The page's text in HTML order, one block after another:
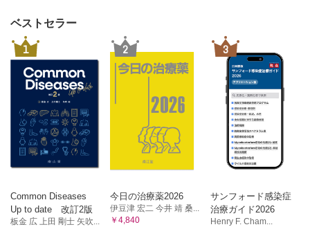
ベストセラー
1
Common Diseases
Up to date 改訂2版
板金 広 上田 剛士 矢吹...
2
今日の治療薬2026
伊豆津 宏二 今井 靖 桑...
￥4,840
3
サンフォード感染症
治療ガイド2026
Henry F. Cham...